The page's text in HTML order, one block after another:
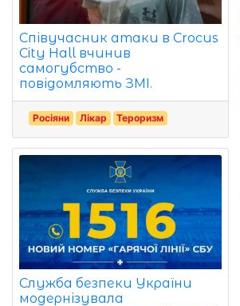
Співучасник атаки в Crocus
City Hall вчинив
самогубство -
повідомляють ЗМІ.
Росіяни Лікар Тероризм
Служба безпеки України
модернізувала